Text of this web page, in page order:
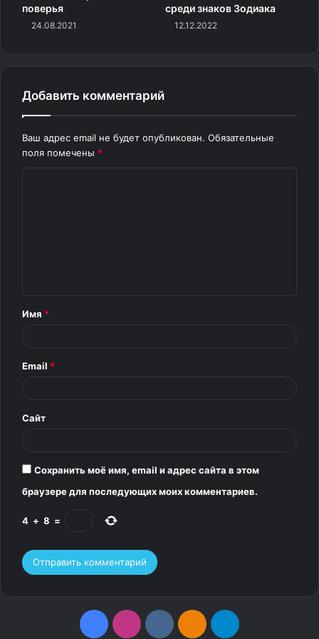
это плод литературной фантазии, успешно введенный в
поверья
24.08.2021
среди знаков Зодиака
12.12.2022
Добавить комментарий
Ваш адрес email не будет опубликован. Обязательные
поля помечены *
и
*
Имя *
Email *
Сайт
Сохранить моё имя, email и адрес сайта в этом
браузере для последующих моих комментариев.
4 + 8 =
F v О T